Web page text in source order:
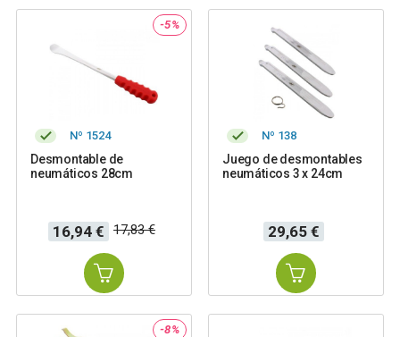
-5%
Nº 1524
Desmontable de
neumáticos 28cm
Precio
16,94 €
Precio
base
17,83 €
Nº 138
Juego de desmontables
neumáticos 3 x 24cm
Precio
29,65 €
-8%